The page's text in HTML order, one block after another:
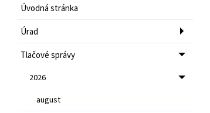
Úvodná stránka
Úrad
Tlačové správy
2026
august